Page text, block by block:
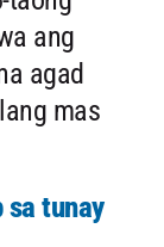
ang
agad
mas
sa tunay